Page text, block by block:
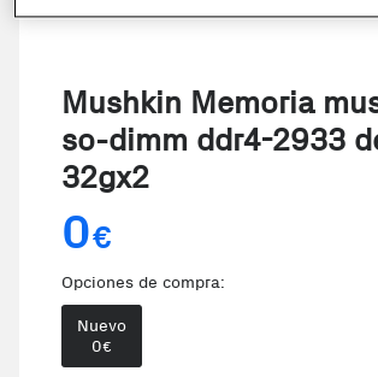
Mushkin Memoria
so-dimm ddr4-2933
32gx2
0€
Opciones de compra:
Nuevo
0€